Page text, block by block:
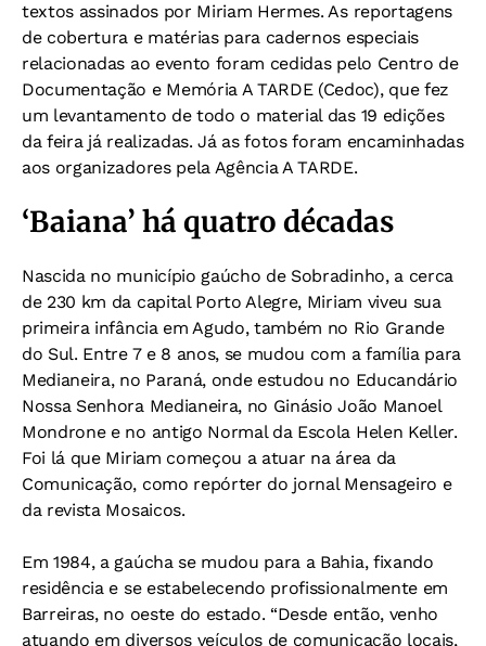
textos assinados por Miriam Hermes. As reportagens
de cobertura e matérias para cadernos especiais
relacionadas ao evento foram cedidas pelo Centro de
Documentação e Memória A TARDE (Cedoc), que fez
um levantamento de todo o material das 19 edições
da feira já realizadas. Já as fotos foram encaminhadas
aos organizadores pela Agência A TARDE.
‘Baiana’ há quatro décadas
Nascida no município gaúcho de Sobradinho, a cerca
de 230 km da capital Porto Alegre, Miriam viveu sua
primeira infância em Agudo, também no Rio Grande
do Sul. Entre 7 e 8 anos, se mudou com a família para
Medianeira, no Paraná, onde estudou no Educandário
Nossa Senhora Medianeira, no Ginásio João Manoel
Mondrone e no antigo Normal da Escola Helen Keller.
Foi lá que Miriam começou a atuar na área da
Comunicação, como repórter do jornal Mensageiro e
da revista Mosaicos.
Em 1984, a gaúcha se mudou para a Bahia, fixando
residência e se estabelecendo profissionalmente em
Barreiras, no oeste do estado. “Desde então, venho
atuando em diversos veículos de comunicação locais,